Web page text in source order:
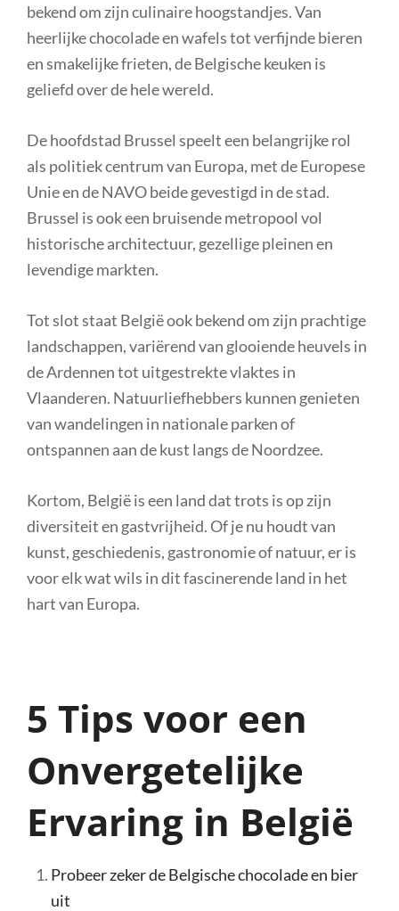
bekend om zijn culinaire hoogstandjes. Van
heerlijke chocolade en wafels tot verfijnde bieren
en smakelijke frieten, de Belgische keuken is
geliefd over de hele wereld.
De hoofdstad Brussel speelt een belangrijke rol
als politiek centrum van Europa, met de Europese
Unie en de NAVO beide gevestigd in de stad.
Brussel is ook een bruisende metropool vol
historische architectuur, gezellige pleinen en
levendige markten.
Tot slot staat België ook bekend om zijn prachtige
landschappen, variërend van glooiende heuvels in
de Ardennen tot uitgestrekte vlaktes in
Vlaanderen. Natuurliefhebbers kunnen genieten
van wandelingen in nationale parken of
ontspannen aan de kust langs de Noordzee.
Kortom, België is een land dat trots is op zijn
diversiteit en gastvrijheid. Of je nu houdt van
kunst, geschiedenis, gastronomie of natuur, er is
voor elk wat wils in dit fascinerende land in het
hart van Europa.
5 Tips voor een
Onvergetelijke
Ervaring in België
Probeer zeker de Belgische chocolade en bier
uit